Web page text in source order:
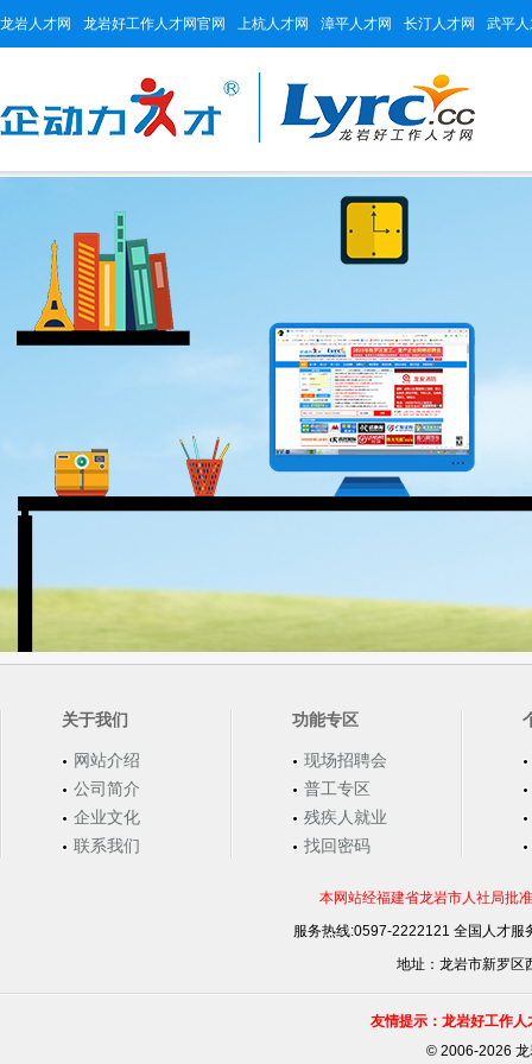
龙岩人才网 龙岩好工作人才网官网 上杭人才网 漳平人才网 长汀人才网 武平
关于我们
网站介绍
公司简介
企业文化
联系我们
功能专区
现场招聘会
普工专区
残疾人就业
找回密码
本网站经福建省龙岩市人社局批
服务热线:0597-2222121 全国人才
地址：龙岩市新罗区
友情提示：龙岩好工作
©2006-2026 龙